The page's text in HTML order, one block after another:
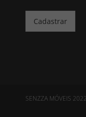
Cadastrar
SENZZA MÓVEIS